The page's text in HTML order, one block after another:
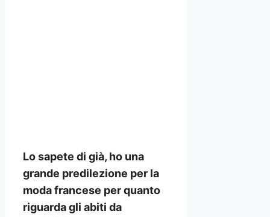
Lo sapete di già, ho una
grande predilezione per la
moda francese per quanto
riguarda gli abiti da